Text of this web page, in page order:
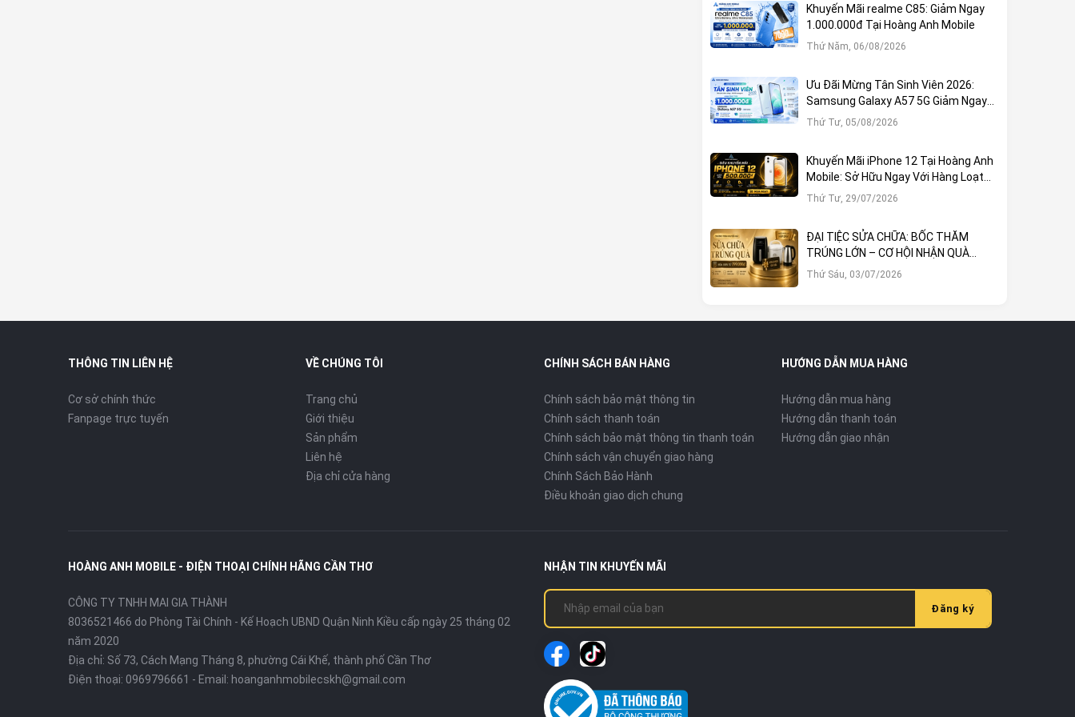
Khuyến Mãi realme C85: Giảm Ngay
1.000.000đ Tại Hoàng Anh Mobile
Thứ Năm, 06/08/2026
Ưu Đãi Mừng Tân Sinh Viên 2026:
Samsung Galaxy A57 5G Giảm Ngay
1.000.000đ
Thứ Tư, 05/08/2026
Khuyến Mãi iPhone 12 Tại Hoàng Anh
Mobile: Sở Hữu Ngay Với Hàng Loạt
Ưu Đãi Hấp Dẫn
Thứ Tư, 29/07/2026
ĐẠI TIỆC SỬA CHỮA: BỐC THĂM
TRÚNG LỚN – CƠ HỘI NHẬN QUÀ
KHỦNG TẠI HOÀNG ANH MOBILE
Thứ Sáu, 03/07/2026
THÔNG TIN LIÊN HỆ
Cơ sở chính thức
Fanpage trực tuyến
VỀ CHÚNG TÔI
Trang chủ
Giới thiệu
Sản phẩm
Liên hệ
Địa chỉ cửa hàng
CHÍNH SÁCH BÁN HÀNG
Chính sách bảo mật thông tin
Chính sách thanh toán
Chính sách bảo mật thông tin thanh toán
Chính sách vận chuyển giao hàng
Chính Sách Bảo Hành
Điều khoản giao dịch chung
HƯỚNG DẪN MUA HÀNG
Hướng dẫn mua hàng
Hướng dẫn thanh toán
Hướng dẫn giao nhận
HOÀNG ANH MOBILE - ĐIỆN THOẠI CHÍNH HÃNG CẦN THƠ
CÔNG TY TNHH MAI GIA THÀNH
8036521466 do Phòng Tài Chính - Kế Hoạch UBND Quận Ninh Kiều cấp ngày 25 tháng 02
năm 2020
Địa chỉ: Số 73, Cách Mạng Tháng 8, phường Cái Khế, thành phố Cần Thơ
Điện thoại: 0969796661 - Email: hoanganhmobilecskh@gmail.com
NHẬN TIN KHUYẾN MÃI
Đăng ký